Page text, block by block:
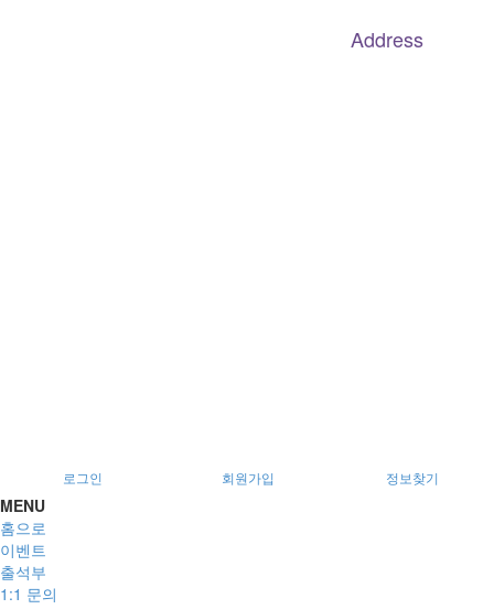
Address
로그인 회원가입 정보찾기
MENU
홈으로
이벤트
출석부
1:1 문의